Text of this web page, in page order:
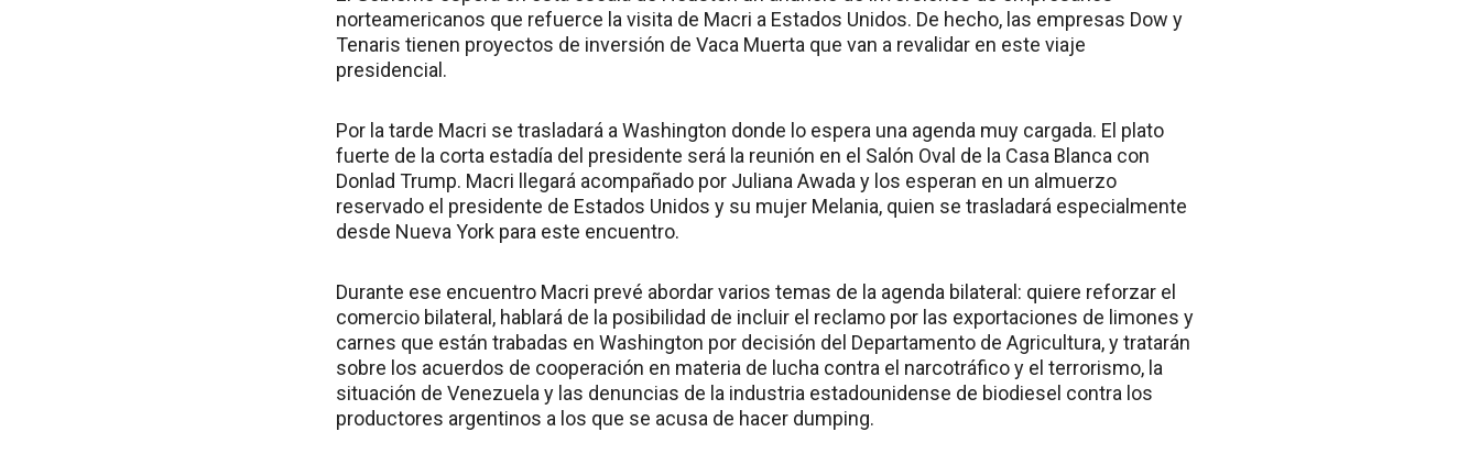
norteamericanos que refuerce la visita de Macri a Estados Unidos. De hecho, las empresas Dow y
Tenaris tienen proyectos de inversión de Vaca Muerta que van a revalidar en este viaje
presidencial.
Por la tarde Macri se trasladará a Washington donde lo espera una agenda muy cargada. El plato
fuerte de la corta estadía del presidente será la reunión en el Salón Oval de la Casa Blanca con
Donlad Trump. Macri llegará acompañado por Juliana Awada y los esperan en un almuerzo
reservado el presidente de Estados Unidos y su mujer Melania, quien se trasladará especialmente
desde Nueva York para este encuentro.
Durante ese encuentro Macri prevé abordar varios temas de la agenda bilateral: quiere reforzar el
comercio bilateral, hablará de la posibilidad de incluir el reclamo por las exportaciones de limones y
carnes que están trabadas en Washington por decisión del Departamento de Agricultura, y tratarán
sobre los acuerdos de cooperación en materia de lucha contra el narcotráfico y el terrorismo, la
situación de Venezuela y las denuncias de la industria estadounidense de biodiesel contra los
productores argentinos a los que se acusa de hacer dumping.